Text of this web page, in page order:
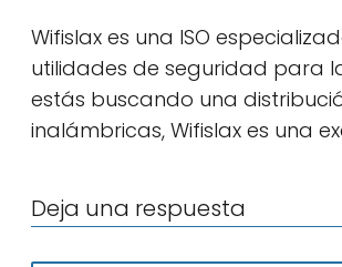
Wifislax es una ISO
utilidades de seguridad para
estás buscando una
inalámbricas, Wifislax es una
Deja una respuesta